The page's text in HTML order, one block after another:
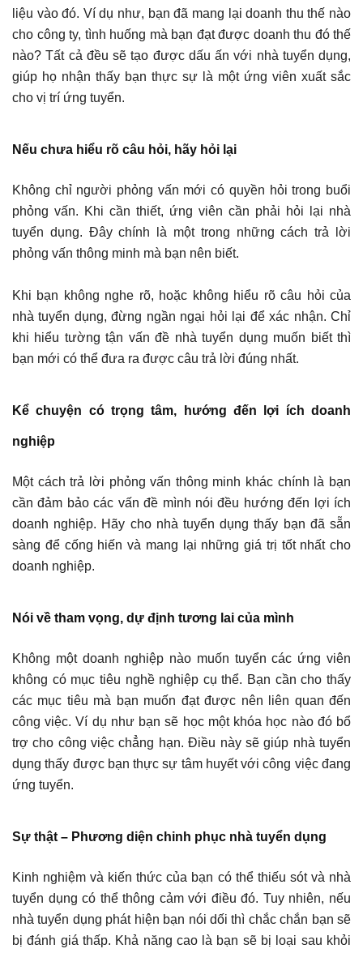
liệu vào đó. Ví dụ như, bạn đã mang lại doanh thu thế nào
cho công ty, tình huống mà bạn đạt được doanh thu đó thế
nào? Tất cả đều sẽ tạo được dấu ấn với nhà tuyển dụng,
giúp họ nhận thấy bạn thực sự là một ứng viên xuất sắc
cho vị trí ứng tuyển.
Nếu chưa hiểu rõ câu hỏi, hãy hỏi lại
Không chỉ người phỏng vấn mới có quyền hỏi trong buổi
phỏng vấn. Khi cần thiết, ứng viên cần phải hỏi lại nhà
tuyển dụng. Đây chính là một trong những cách trả lời
phỏng vấn thông minh mà bạn nên biết.
Khi bạn không nghe rõ, hoặc không hiểu rõ câu hỏi của
nhà tuyển dụng, đừng ngần ngại hỏi lại để xác nhận. Chỉ
khi hiểu tường tận vấn đề nhà tuyển dụng muốn biết thì
bạn mới có thể đưa ra được câu trả lời đúng nhất.
Kể chuyện có trọng tâm, hướng đến lợi ích doanh
nghiệp
Một cách trả lời phỏng vấn thông minh khác chính là bạn
cần đảm bảo các vấn đề mình nói đều hướng đến lợi ích
doanh nghiệp. Hãy cho nhà tuyển dụng thấy bạn đã sẵn
sàng để cống hiến và mang lại những giá trị tốt nhất cho
doanh nghiệp.
Nói về tham vọng, dự định tương lai của mình
Không một doanh nghiệp nào muốn tuyển các ứng viên
không có mục tiêu nghề nghiệp cụ thể. Bạn cần cho thấy
các mục tiêu mà bạn muốn đạt được nên liên quan đến
công việc. Ví dụ như bạn sẽ học một khóa học nào đó bổ
trợ cho công việc chẳng hạn. Điều này sẽ giúp nhà tuyển
dụng thấy được bạn thực sự tâm huyết với công việc đang
ứng tuyển.
Sự thật – Phương diện chinh phục nhà tuyển dụng
Kinh nghiệm và kiến thức của bạn có thể thiếu sót và nhà
tuyển dụng có thể thông cảm với điều đó. Tuy nhiên, nếu
nhà tuyển dụng phát hiện bạn nói dối thì chắc chắn bạn sẽ
bị đánh giá thấp. Khả năng cao là bạn sẽ bị loại sau khỏi